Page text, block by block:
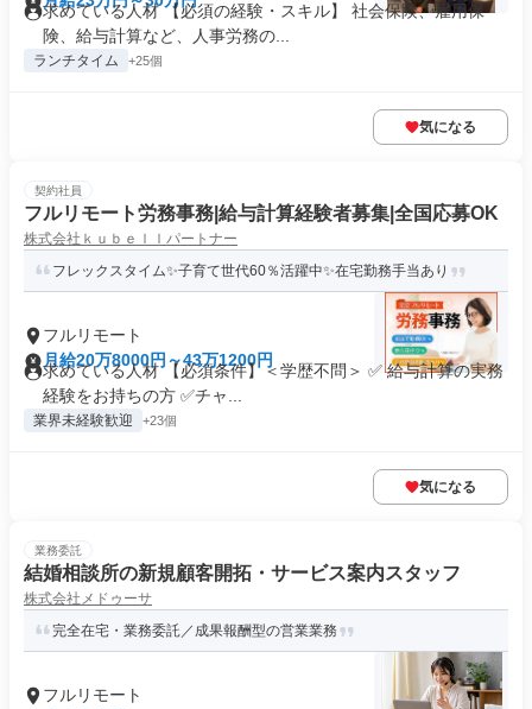
求めている人材 【必須の経験・スキル】 社会保険、雇用保
険、給与計算など、人事労務の...
ランチタイム +25個
気になる
契約社員
フルリモート労務事務|給与計算経験者募集|全国応募OK
株式会社ｋｕｂｅｌｌパートナー
フレックスタイム✨子育て世代60％活躍中✨在宅勤務手当あり
フルリモート
月給20万8000円～43万1200円
求めている人材 【必須条件】＜学歴不問＞ ✅ 給与計算の実務
経験をお持ちの方 ✅️チャ...
業界未経験歓迎 +23個
気になる
業務委託
結婚相談所の新規顧客開拓・サービス案内スタッフ
株式会社メドゥーサ
完全在宅・業務委託／成果報酬型の営業業務
フルリモート